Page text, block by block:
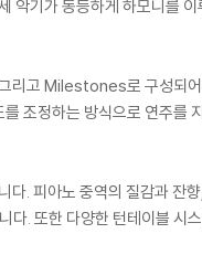
기가 동등하게 하모니를
Milestones로 구성되어
조정하는 방식으로 연주를
. 피아노 중역의 질감과 잔
. 또한 다양한 턴테이블 시